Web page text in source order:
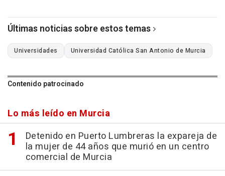
Últimas noticias sobre estos temas
Universidades Universidad Católica San Antonio de Murcia
Contenido patrocinado
Lo más leído en Murcia
Detenido en Puerto Lumbreras la expareja de
la mujer de 44 años que murió en un centro
comercial de Murcia